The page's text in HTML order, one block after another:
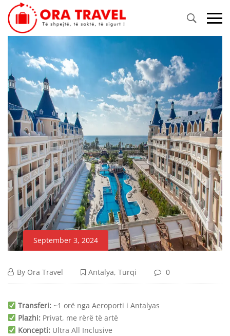
Primary
Menu
September 3, 2024
HAYDARPASHA
PALACE
September
3,
By Ora Travel Antalya, Turqi 0
HAYDARPASHA
PALACE
Transferi:~1 orë nga Aeroporti i Antalyas
Plazhi:Privat, me rërë të artë
Koncepti:Ultra All Inclusive